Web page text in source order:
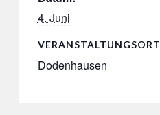
4. Juni
VERANSTALTUNGSORT
Dodenhausen